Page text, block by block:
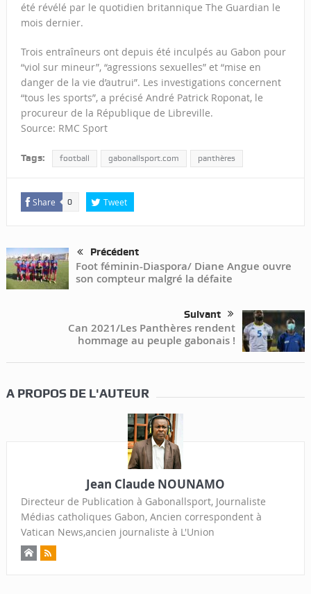
été révélé par le quotidien britannique The Guardian le
mois dernier.
Trois entraîneurs ont depuis été inculpés au Gabon pour
“viol sur mineur”, “agressions sexuelles” et “mise en
danger de la vie d’autrui”. Les investigations concernent
“tous les sports”, a précisé André Patrick Roponat, le
procureur de la République de Libreville.
Source: RMC Sport
Tags: football gabonallsport.com panthères
Share 0 Tweet
Précédent
Foot féminin-Diaspora/ Diane Angue ouvre
son compteur malgré la défaite
Suivant
Can 2021/Les Panthères rendent
hommage au peuple gabonais !
A PROPOS DE L'AUTEUR
Jean Claude NOUNAMO
Directeur de Publication à Gabonallsport, Journaliste
Médias catholiques Gabon, Ancien correspondent à
Vatican News,ancien journaliste à L'Union